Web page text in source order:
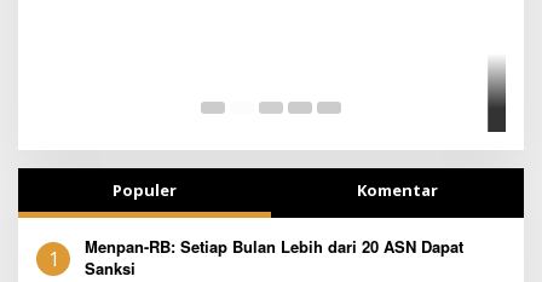
Populer Komentar
1
Menpan-RB: Setiap Bulan Lebih dari 20 ASN Dapat
Sanksi